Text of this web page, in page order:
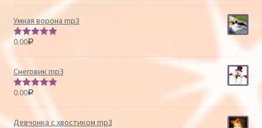
Умная ворона mp3
Оценка
0.00Р
Снеговик mp3
Оценка
0.00Р
Девчонка с хвостиком mp3